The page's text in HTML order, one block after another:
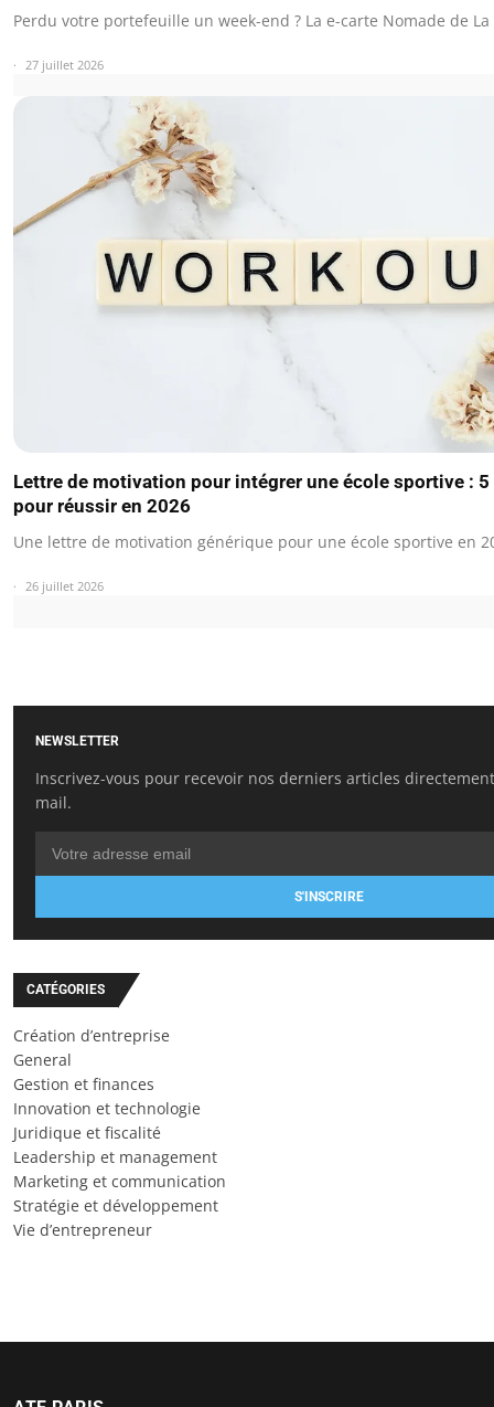
Perdu votre portefeuille un week-end ? La e-carte Nomade de
27 juillet 2026
Lettre de motivation pour intégrer une école sportive :
pour réussir en 2026
Une lettre de motivation générique pour une école sportive en
26 juillet 2026
NEWSLETTER
Inscrivez-vous pour recevoir nos derniers articles
mail.
S'INSCRIRE
CATÉGORIES
Création d’entreprise
General
Gestion et finances
Innovation et technologie
Juridique et fiscalité
Leadership et management
Marketing et communication
Stratégie et développement
Vie d’entrepreneur